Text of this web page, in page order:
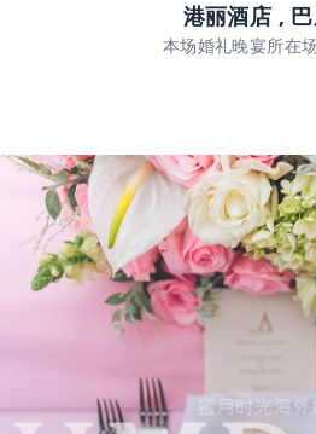
港丽酒店 ,
本场婚礼晚宴所在